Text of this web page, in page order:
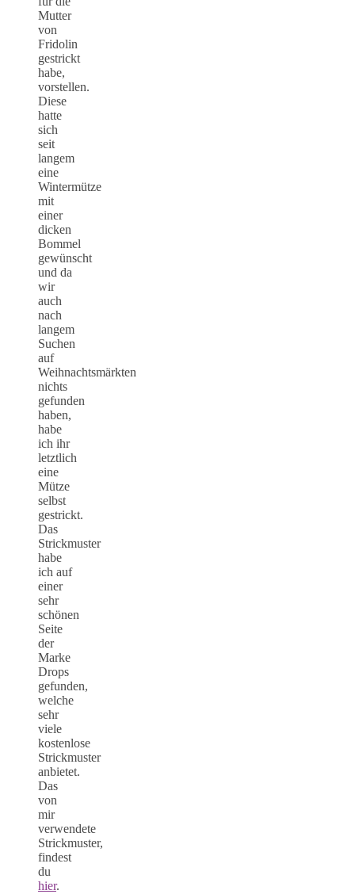
Mutter
von
Fridolin
gestrickt
habe,
vorstellen.
Diese
hatte
sich
seit
langem
eine
Wintermütze
mit
einer
dicken
Bommel
gewünscht
und da
wir
auch
nach
langem
Suchen
auf
Weihnachtsmärkten
nichts
gefunden
haben,
habe
ich ihr
letztlich
eine
Mütze
selbst
gestrickt.
Das
Strickmuster
habe
ich auf
einer
sehr
schönen
Seite
der
Marke
Drops
gefunden,
welche
sehr
viele
kostenlose
Strickmuster
anbietet.
Das
von
mir
verwendete
Strickmuster,
findest
du
hier.